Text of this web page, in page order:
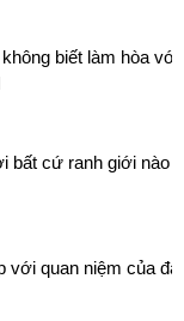
biết làm hòa với
bất cứ ranh giới nào
với quan niệm của đa